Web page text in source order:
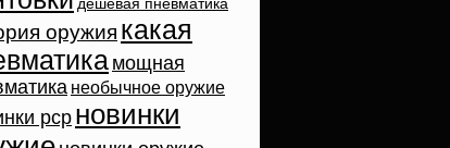
дешевая пневматика
оружия какая
мощная
необычное оружие
pcpновинки